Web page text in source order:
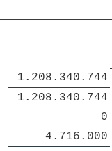
1.208.340.744
1.208.340.744
0
4.716.000